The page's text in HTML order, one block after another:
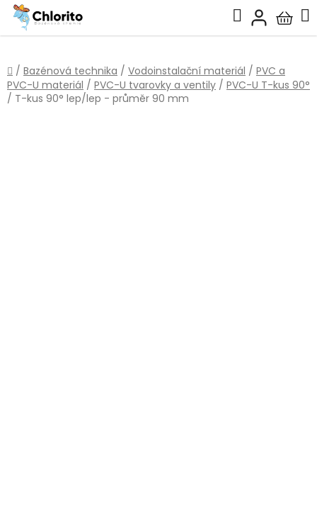
Přejít
obsah
Hledat
košík
Domů
/ Bazénová technika / Vodoinstalační materiál / PVC a
PVC-U materiál / PVC-U tvarovky a ventily / PVC-U T-kus 90°
/ T-kus 90° lep/lep - průměr 90 mm